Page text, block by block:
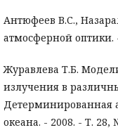
Антюфеев В.С.,
атмосферной оптики.
Журавлева Т.Б.
излучения в
Детерминированная
океана. - 2008. - Т. 28,